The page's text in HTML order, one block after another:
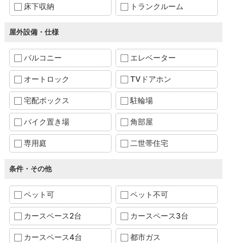
床下収納 トランクルーム
屋外設備・仕様
バルコニー エレベーター
オートロック TVドアホン
宅配ボックス 駐輪場
バイク置き場 角部屋
専用庭 二世帯住宅
条件・その他
ペット可 ペット不可
カースペース2台 カースペース3台
カースペース4台 都市ガス